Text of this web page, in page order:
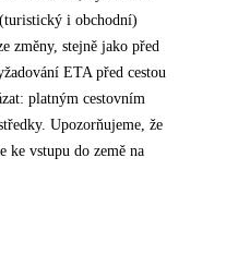
i obchodní)
změny, stejně jako před
ETA před cestou
platným cestovním
Upozorňujeme, že
ke vstupu do země na